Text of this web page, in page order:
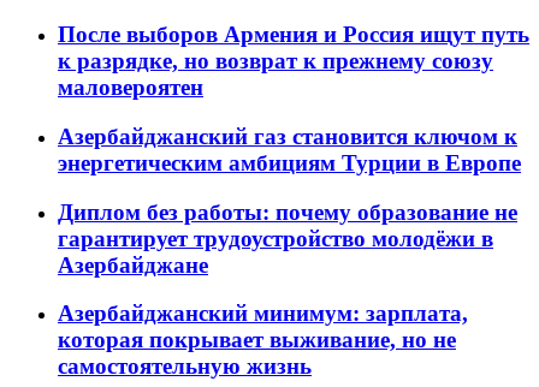
После выборов Армения и Россия ищут путь
к разрядке, но возврат к прежнему союзу
маловероятен
Азербайджанский газ становится ключом к
энергетическим амбициям Турции в Европе
Диплом без работы: почему образование не
гарантирует трудоустройство молодёжи в
Азербайджане
Азербайджанский минимум: зарплата,
которая покрывает выживание, но не
самостоятельную жизнь